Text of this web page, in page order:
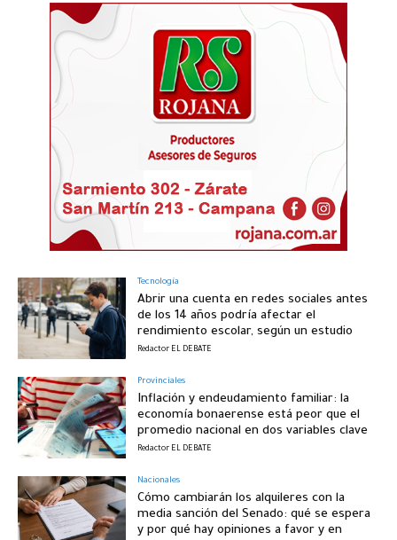
Tecnología
Abrir una cuenta en redes sociales antes
de los 14 años podría afectar el
rendimiento escolar, según un estudio
Redactor EL DEBATE
Provinciales
Inflación y endeudamiento familiar: la
economía bonaerense está peor que el
promedio nacional en dos variables clave
Redactor EL DEBATE
Nacionales
Cómo cambiarán los alquileres con la
media sanción del Senado: qué se espera
y por qué hay opiniones a favor y en